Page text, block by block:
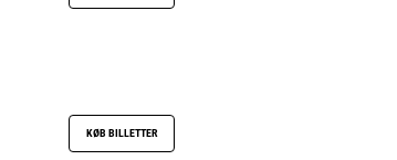
KØB BILLETTER